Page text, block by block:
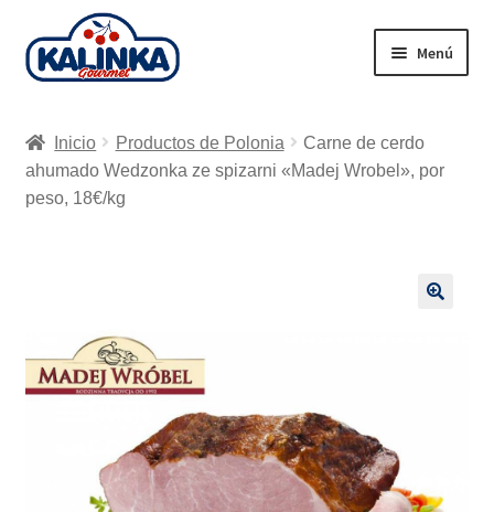
Ir
a
Ir
al
Menú
Tienda en línea
Inicio Productos de Polonia
Carne de cerdo
ahumado Wedzonka ze spizarni «Madej Wrobel», por
peso, 18€/kg